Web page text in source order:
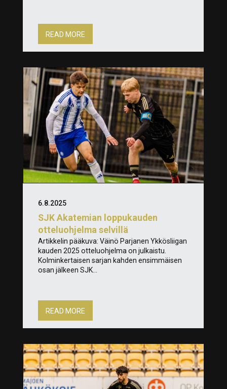
READ MORE
SJK Akatemian loppukauden
otteluohjelma selvillä
6.8.2025
Artikkelin pääkuva: Väinö Parjanen Ykkösliigan
kauden 2025 otteluohjelma on julkaistu.
Kolminkertaisen sarjan kahden ensimmäisen
osan jälkeen SJK...
READ MORE